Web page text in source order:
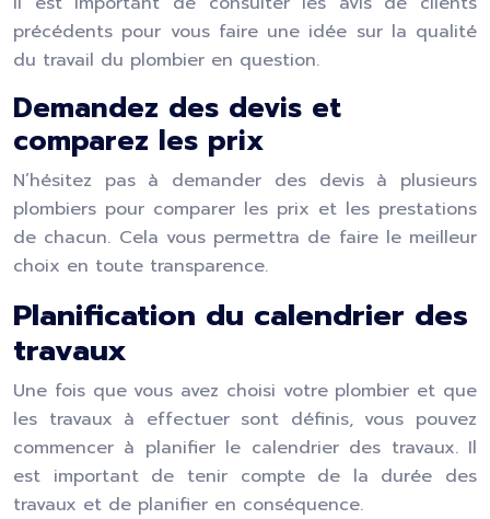
précédents pour vous faire une idée sur la qualité
du travail du plombier en question.
Demandez des devis et
comparez les prix
N’hésitez pas à demander des devis à plusieurs
plombiers pour comparer les prix et les prestations
de chacun. Cela vous permettra de faire le meilleur
choix en toute transparence.
Planification du calendrier des
travaux
Une fois que vous avez choisi votre plombier et que
les travaux à effectuer sont définis, vous pouvez
commencer à planifier le calendrier des travaux. Il
est important de tenir compte de la durée des
travaux et de planifier en conséquence.